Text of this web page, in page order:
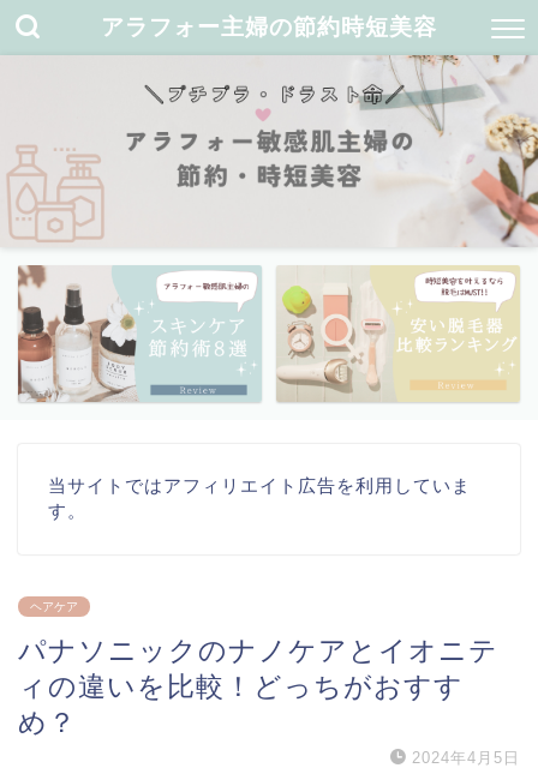
アラフォー主婦の節約時短美容
当サイトではアフィリエイト広告を利用していま
す。
ヘアケア
パナソニックのナノケアとイオニテ
ィの違いを比較！どっちがおすす
め？
2024年4月5日